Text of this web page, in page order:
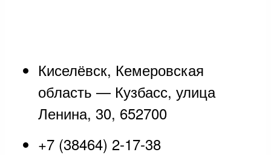
Киселёвск, Кемеровская
область — Кузбасс, улица
Ленина, 30, 652700
+7 (38464) 2-17-38